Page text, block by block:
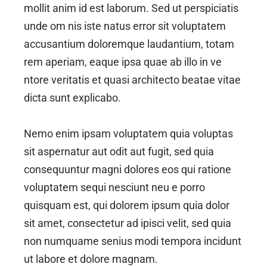
mollit anim id est laborum. Sed ut perspiciatis
unde om nis iste natus error sit voluptatem
accusantium doloremque laudantium, totam
rem aperiam, eaque ipsa quae ab illo in ve
ntore veritatis et quasi architecto beatae vitae
dicta sunt explicabo.
Nemo enim ipsam voluptatem quia voluptas
sit aspernatur aut odit aut fugit, sed quia
consequuntur magni dolores eos qui ratione
voluptatem sequi nesciunt neu e porro
quisquam est, qui dolorem ipsum quia dolor
sit amet, consectetur ad ipisci velit, sed quia
non numquame senius modi tempora incidunt
ut labore et dolore magnam.